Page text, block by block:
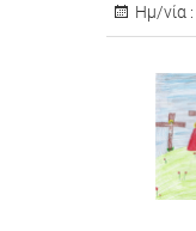
Ημ/νία :